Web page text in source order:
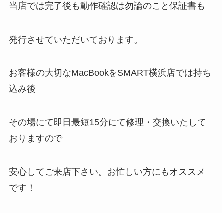
当店では完了後も動作確認は勿論のこと保証書も
発行させていただいております。
お客様の大切なMacBookをSMART横浜店では持ち
込み後
その場にて即日最短15分にて修理・交換いたして
おりますので
安心してご来店下さい。お忙しい方にもオススメ
です！